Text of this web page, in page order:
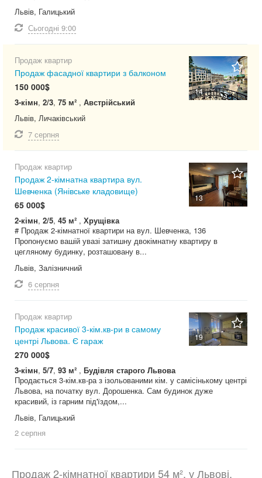
Львів, Галицький
Сьогодні 9:00
14
Продаж квартир
Продаж фасадної квартири з балконом
150 000$
3-кімн, 2/3, 75 м² , Австрійський
Львів, Личаківський
7 серпня
13
Продаж квартир
Продаж 2-кімнатна квартира вул.
Шевченка (Янівське кладовище)
65 000$
2-кімн, 2/5, 45 м² , Хрущівка
# Продаж 2-кімнатної квартири на вул. Шевченка, 136
Пропонуємо вашій увазі затишну двокімнатну квартиру в
цегляному будинку, розташовану в...
Львів, Залізничний
6 серпня
19
Продаж квартир
Продаж красивої 3-кім.кв-ри в самому
центрі Львова. Є гараж
270 000$
3-кімн, 5/7, 93 м² , Будівля старого Львова
Продається 3-кім.кв-ра з ізольованими кім. у самісінькому центрі
Львова, на початку вул. Дорошенка. Сам будинок дуже
красивий, із гарним під'їздом,...
Львів, Галицький
2 серпня
Продаж 2-кімнатної квартири 54 м², у Львові,